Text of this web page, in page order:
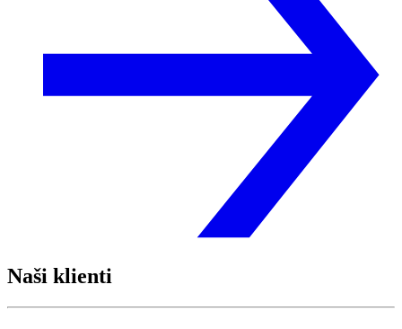
Naši klienti